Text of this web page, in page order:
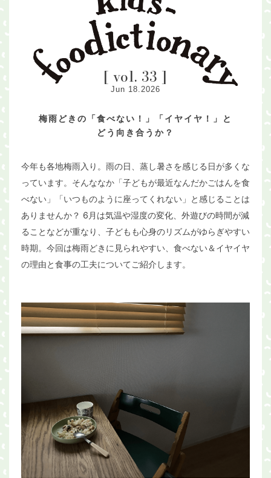
[ vol. 33 ]
Jun 18.2026
梅雨どきの「食べない！」「イヤイヤ！」と
どう向き合うか？
今年も各地梅雨入り。雨の日、蒸し暑さを感じる日が多くな
っています。そんななか「子どもが最近なんだかごはんを食
べない」「いつものように座ってくれない」と感じることは
ありませんか？ 6月は気温や湿度の変化、外遊びの時間が減
ることなどが重なり、子どもも心身のリズムがゆらぎやすい
時期。今回は梅雨どきに見られやすい、食べない＆イヤイヤ
の理由と食事の工夫についてご紹介します。